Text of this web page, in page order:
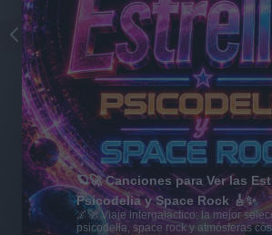
🪐🚀 Canciones para Ver las
Psicodelia y Space Rock 🎸✨
🌌🚀 Viaje intergaláctico: la mejor
psicodelia, space rock y atmósferas